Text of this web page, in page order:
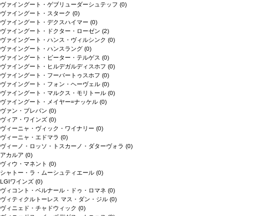
ヴァイングート・ゲブリューダーシュテッフ (0)
ヴァイングート・スターク (0)
ヴァイングート・デクスハイマー (0)
ヴァイングート・ドクター・ローゼン (2)
ヴァイングート・ハンス・ヴィルシンク (0)
ヴァイングート・ハンスラング (0)
ヴァイングート・ピーター・テルゲス (0)
ヴァイングート・ヒルデガルディスホフ (0)
ヴァイングート・フーバートゥスホフ (0)
ヴァイングート・フォン・ヘーヴェル (0)
ヴァイングート・マルクス・モリトール (0)
ヴァイングート・メイヤー=ナッケル (0)
ヴァン・ブレバン (0)
ヴィア・ワインズ (0)
ヴィーニャ・ヴィック・ワイナリー (0)
ヴィーニャ・エドマラ (0)
ヴィーノ・ロッソ・トスカーノ・ダターヴォラ (0)
アカルア (0)
ヴィウ・マネント (0)
シャトー・ラ・ムーシュティエール (0)
LGIワインズ (0)
ヴィコント・ベルナール・ドゥ・ロマネ (0)
ヴィティクルトーレス マス・ダン・ジル (0)
ヴィニェド・チャドウィック (0)